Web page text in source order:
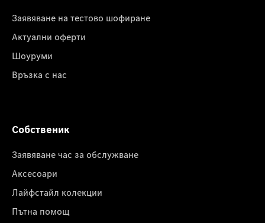
Заявяване на тестово шофиране
Актуални оферти
Шоуруми
Връзка с нас
Собственик
Заявяване час за обслужване
Аксесоари
Лайфстайл колекции
Пътна помощ